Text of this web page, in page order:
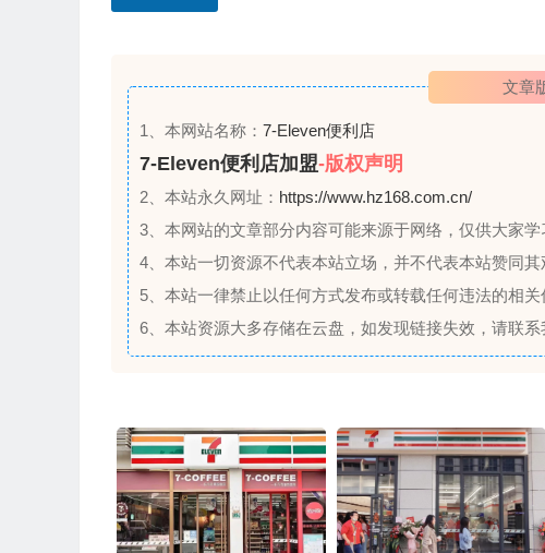
题
姓
名
文章
1、本网站名称： 7-Eleven便利店
7-Eleven便利店加盟-版权声明
2、本站永久网址： https://www.hz168.com.cn/
3、本网站的文章部分内容可能来源于网络，仅供大家
4、本站一切资源不代表本站立场，并不代表本站赞同其
5、本站一律禁止以任何方式发布或转载任何违法的相
6、本站资源大多存储在云盘，如发现链接失效，请联系